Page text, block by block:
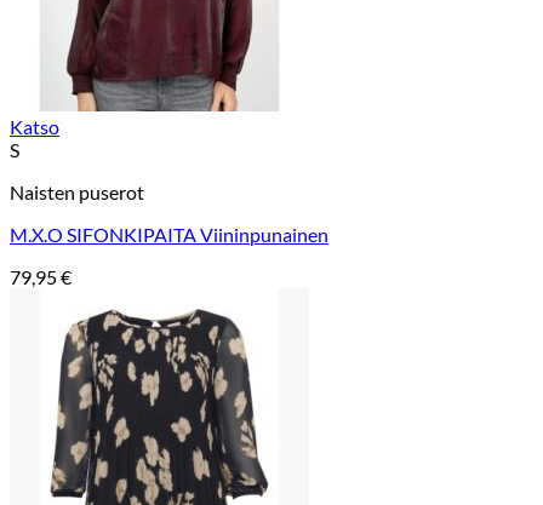
Katso
S
Naisten puserot
M.X.O SIFONKIPAITA Viininpunainen
79,95€